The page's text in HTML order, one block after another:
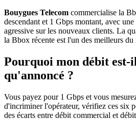
Bouygues Telecom commercialise la
descendant et 1 Gbps montant, avec
agressive sur les nouveaux clients. La
la Bbox récente est l'un des meilleurs du
Pourquoi mon débit est-
qu'annoncé ?
Vous payez pour 1 Gbps et vous
d'incriminer l'opérateur, vérifiez ces six
des écarts entre débit commercial et